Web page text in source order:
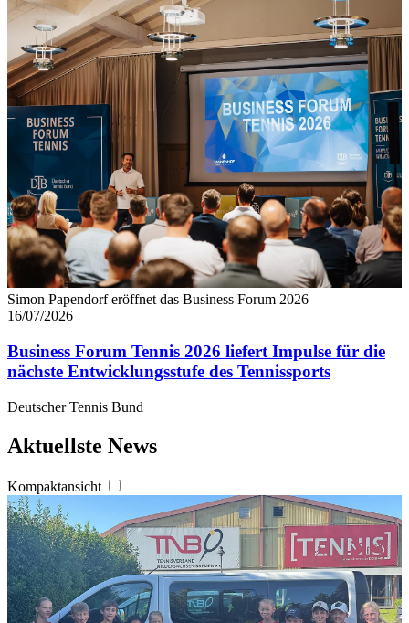
Simon Papendorf eröffnet das Business Forum 2026
16/07/2026
Business Forum Tennis 2026 liefert Impulse für die
nächste Entwicklungsstufe des Tennissports
Deutscher Tennis Bund
Aktuellste News
Kompaktansicht